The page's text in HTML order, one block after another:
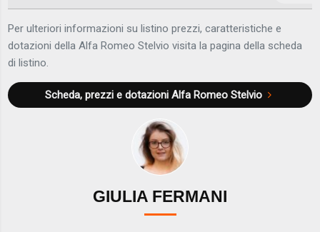
Per ulteriori informazioni su listino prezzi, caratteristiche e
dotazioni della Alfa Romeo Stelvio visita la pagina della scheda
di listino.
Scheda, prezzi e dotazioni Alfa Romeo Stelvio
GIULIA FERMANI